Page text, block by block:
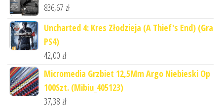
836,67 zł
Uncharted 4: Kres Złodzieja (A Thief's End) (Gra
PS4)
42,00 zł
Micromedia Grzbiet 12,5Mm Argo Niebieski Op
100Szt. (Mibiu_405123)
37,38 zł